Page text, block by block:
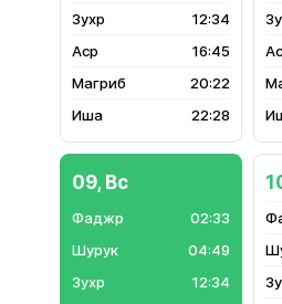
12:34
16:45
20:22
22:28
09, Вс
02:33
04:49
12:34